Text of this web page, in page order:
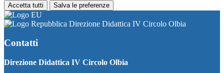
Accetta tutti Salva le preferenze
Direzione Didattica IV Circolo Olbia
Contatti
Direzione Didattica IV Circolo Olbia